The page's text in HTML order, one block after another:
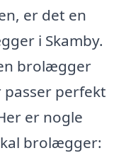
er det en
i Skamby.
brolægger
perfekt
er nogle
brolægger: